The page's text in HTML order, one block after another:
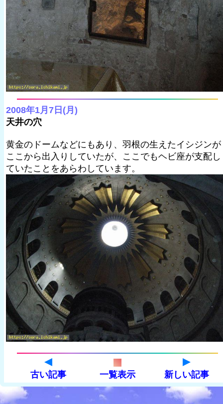
2008年1月7日(月)
天井の穴
黄金のドームなどにもあり、羽根の生えたイシジンが
ここから出入りしていたが、ここでもヘビ座が支配し
ていたことをあらわしています。
古い記事 一覧表示 新しい記事